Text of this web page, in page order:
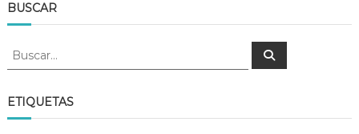
BUSCAR
B
c
a
B
ETIQUETAS